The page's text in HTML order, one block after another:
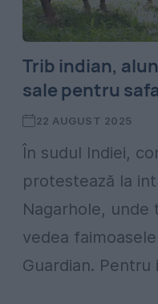
Trib indian,
sale pentru
22 AUGUST 2025
În sudul Indiei,
protestează la
Nagarhole, unde
vedea
Guardian. Pentru